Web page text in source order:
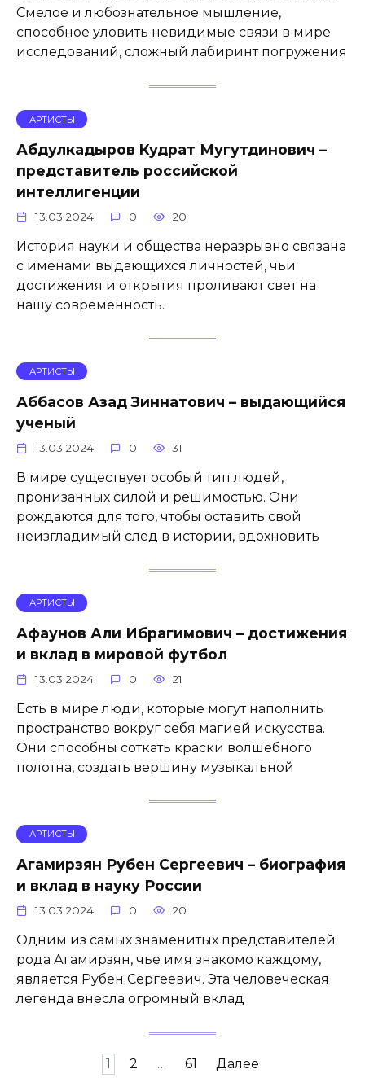
Смелое и любознательное мышление,
способное уловить невидимые связи в мире
исследований, сложный лабиринт погружения
АРТИСТЫ
Абдулкадыров Кудрат Мугутдинович –
представитель российской
интеллигенции
13.03.2024 0 20
История науки и общества неразрывно связана
с именами выдающихся личностей, чьи
достижения и открытия проливают свет на
нашу современность.
АРТИСТЫ
Аббасов Азад Зиннатович – выдающийся
ученый
13.03.2024 0 31
В мире существует особый тип людей,
пронизанных силой и решимостью. Они
рождаются для того, чтобы оставить свой
неизгладимый след в истории, вдохновить
АРТИСТЫ
Афаунов Али Ибрагимович – достижения
и вклад в мировой футбол
13.03.2024 0 21
Есть в мире люди, которые могут наполнить
пространство вокруг себя магией искусства.
Они способны соткать краски волшебного
полотна, создать вершину музыкальной
АРТИСТЫ
Агамирзян Рубен Сергеевич – биография
и вклад в науку России
13.03.2024 0 20
Одним из самых знаменитых представителей
рода Агамирзян, чье имя знакомо каждому,
является Рубен Сергеевич. Эта человеческая
легенда внесла огромный вклад
1 2 … 61 Далее